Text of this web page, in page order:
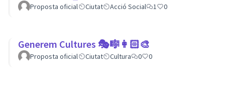
Proposta oficial Ciutat Acció Social 1 0
Generem Cultures 🎭🎼👩🏻‍🎨
Proposta oficial Ciutat Cultura 0 0